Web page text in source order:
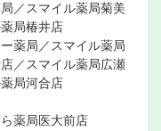
／スマイル薬局菊美
局椿井店
薬局／スマイル薬局
／スマイル薬局広瀬
局河合店
薬局医大前店